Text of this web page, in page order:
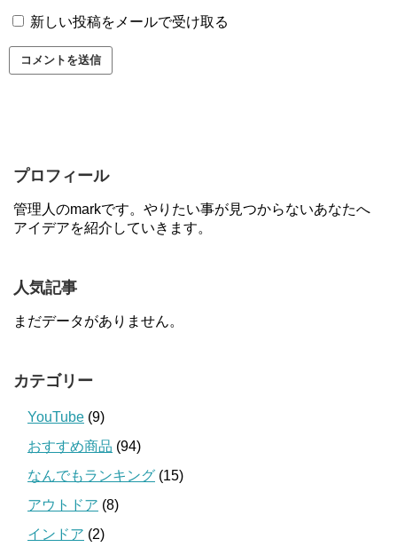
新しい投稿をメールで受け取る
プロフィール
管理人のmarkです。やりたい事が見つからないあなたへ
アイデアを紹介していきます。
人気記事
まだデータがありません。
カテゴリー
YouTube (9)
おすすめ商品 (94)
なんでもランキング (15)
アウトドア (8)
インドア (2)